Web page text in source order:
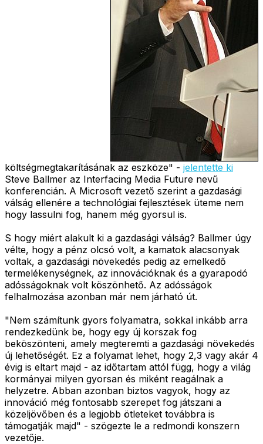
költségmegtakarításának az eszköze" - jelentette ki
Steve Ballmer az Interfacing Media Future nevű
konferencián. A Microsoft vezető szerint a gazdasági
válság ellenére a technológiai fejlesztések üteme nem
hogy lassulni fog, hanem még gyorsul is.
S hogy miért alakult ki a gazdasági válság? Ballmer úgy
vélte, hogy a pénz olcsó volt, a kamatok alacsonyak
voltak, a gazdasági növekedés pedig az emelkedő
termelékenységnek, az innovációknak és a gyarapodó
adósságoknak volt köszönhető. Az adósságok
felhalmozása azonban már nem járható út.
"Nem számítunk gyors folyamatra, sokkal inkább arra
rendezkedünk be, hogy egy új korszak fog
beköszönteni, amely megteremti a gazdasági növekedés
új lehetőségét. Ez a folyamat lehet, hogy 2,3 vagy akár 4
évig is eltart majd - az időtartam attól függ, hogy a világ
kormányai milyen gyorsan és miként reagálnak a
helyzetre. Abban azonban biztos vagyok, hogy az
innováció még fontosabb szerepet fog játszani a
közeljövőben és a legjobb ötleteket továbbra is
támogatják majd" - szögezte le a redmondi konszern
vezetője.